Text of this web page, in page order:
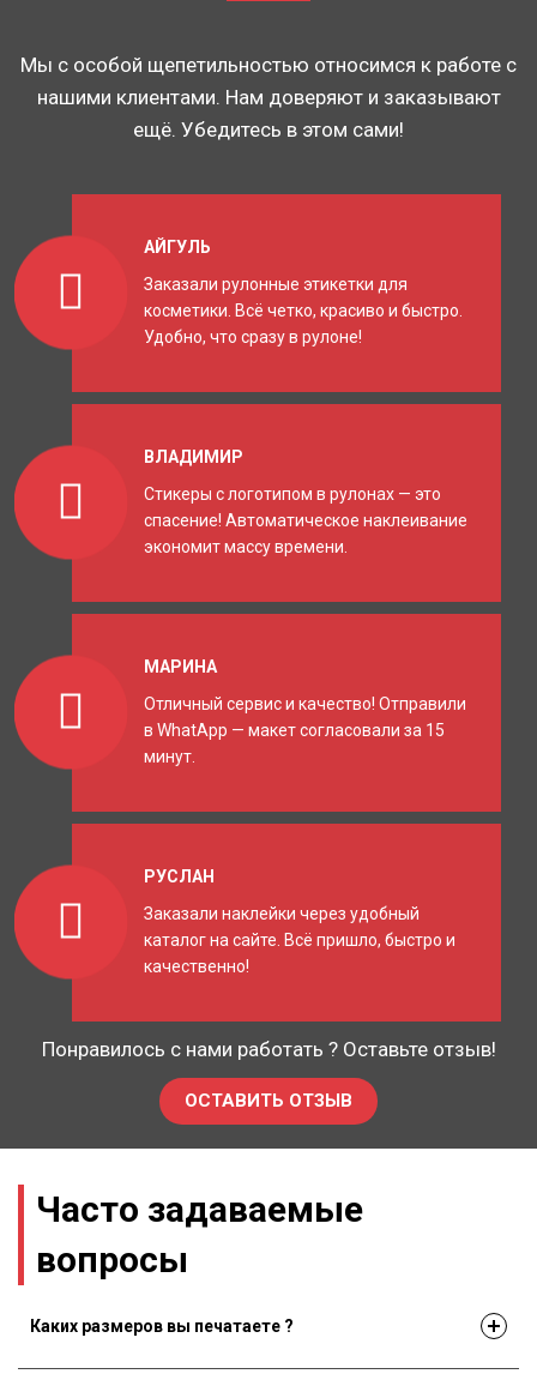
Мы с особой щепетильностью относимся к работе с
нашими клиентами. Нам доверяют и заказывают
ещё. Убедитесь в этом сами!
АЙГУЛЬ
Заказали рулонные этикетки для
косметики. Всё четко, красиво и быстро.
Удобно, что сразу в рулоне!
ВЛАДИМИР
Стикеры с логотипом в рулонах — это
спасение! Автоматическое наклеивание
экономит массу времени.
МАРИНА
Отличный сервис и качество! Отправили
в WhatApp — макет согласовали за 15
минут.
РУСЛАН
Заказали наклейки через удобный
каталог на сайте. Всё пришло, быстро и
качественно!
Понравилось с нами работать ? Оставьте отзыв!
ОСТАВИТЬ ОТЗЫВ
Часто задаваемые
вопросы
Каких размеров вы печатаете ?